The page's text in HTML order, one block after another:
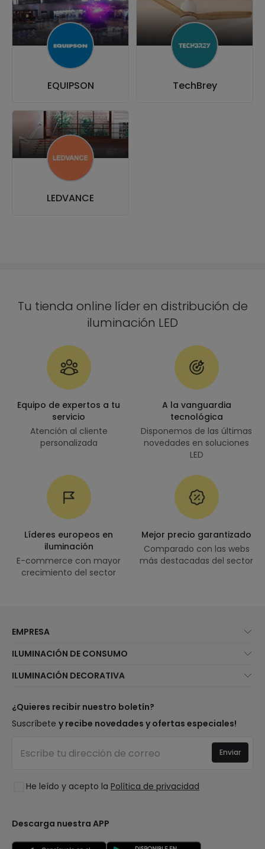
EQUIPSON TechBrey
LEDVANCE
Tu tienda online líder en distribución de
iluminación LED
Equipo de expertos a tu
servicio
Atención al cliente
personalizada
A la vanguardia
tecnológica
Disponemos de las últimas
novedades en soluciones
LED
Líderes europeos en
iluminación
E-commerce con mayor
crecimiento del sector
Mejor precio garantizado
Comparado con las webs
más destacadas del sector
EMPRESA
Atención al cliente
Métodos de envío
¿Eres profesional?
Tiendas
Preguntas frecuentes
Iniciar sesión
ILUMINACIÓN DE CONSUMO
Marcas
Presupuestos
Iluminación para empresas
ILUMINACIÓN DECORATIVA
Top Marcas
Espacios
Colecciones
LoveYouGreen
¿Quieres recibir nuestro boletín?
Suscríbete y recibe novedades y ofertas especiales!
He leído y acepto la Política de privacidad
Enviar
Descarga nuestra APP